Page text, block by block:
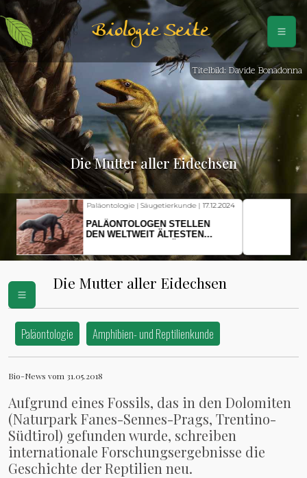
Biologie Seite
Titelbild: Davide Bonadonna
Die Mutter aller Eidechsen
Fischkunde | Klimawandel | 18.11.2024
KLIMAWANDEL SETZT
HERINGSLARVEN UNTER
Die Mutter aller Eidechsen
Paläontologie Amphibien- und Reptilienkunde
Bio-News vom 31.05.2018
Aufgrund eines Fossils, das in den Dolomiten
(Naturpark Fanes-Sennes-Prags, Trentino-
Südtirol) gefunden wurde, schreiben
internationale Forschungsergebnisse die
Geschichte der Reptilien neu.